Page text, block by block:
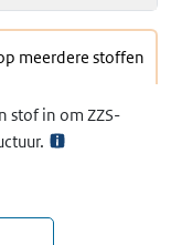
meerdere stoffen
stof in om ZZS-